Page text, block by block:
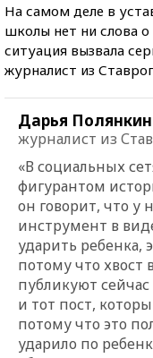
На самом деле в
школы нет ни слова о
ситуация вызвала
журналист из
Дарья
журналист из
«В социальных
фигурантом
он говорит, что у
инструмент в
ударить ребенка,
потому что хвост
публикуют
и тот пост,
потому что это
ударило по